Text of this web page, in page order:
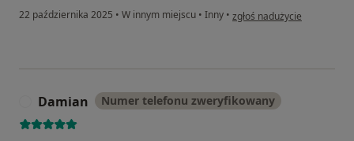
22 października 2025 • W innym miejscu • Inny • w opinii użytkownika Miłosz
zgłoś nadużycie
Damian Numer telefonu zweryfikowany